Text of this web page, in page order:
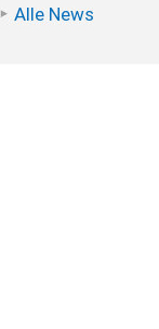
Alle News